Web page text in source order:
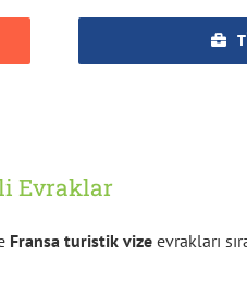
Evraklar
Fransa turistik vize evrakları